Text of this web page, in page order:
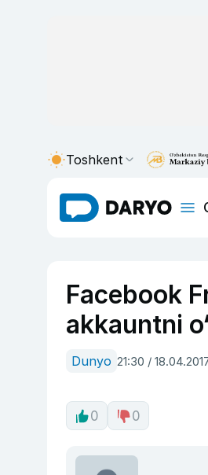
Toshkent
Facebook
akkauntni
Dunyo 21:30 /
0 0